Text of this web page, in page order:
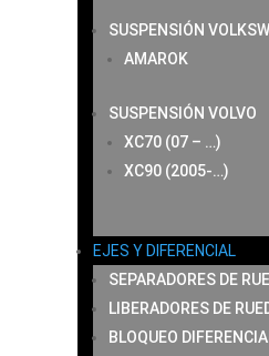
SUSPENSIÓN
AMAROK
SUSPENSIÓN VOLVO
XC70 (07 – …)
XC90 (2005-…)
EJES Y DIFERENCIAL
SEPARADORES DE
LIBERADORES DE
BLOQUEO